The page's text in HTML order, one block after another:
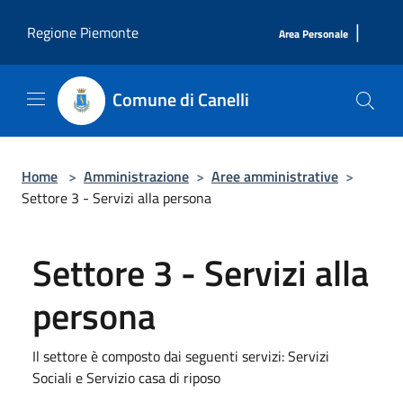
Regione Piemonte
Area Personale |
Comune di Canelli
Home > Amministrazione > Aree amministrative >
Settore 3 - Servizi alla persona
Settore 3 - Servizi alla
persona
Il settore è composto dai seguenti servizi: Servizi
Sociali e Servizio casa di riposo